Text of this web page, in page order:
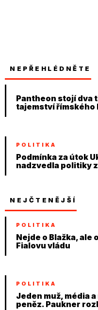
NEPŘEHLÉDNĚTE
Pantheon stojí dva
tajemství římského
POLITIKA
Podmínka za útok
nadzvedla politiky
NEJČTENĚJŠÍ
POLITIKA
Nejde o Blažka, ale
Fialovu vládu
POLITIKA
Jeden muž, média
peněz. Paukner